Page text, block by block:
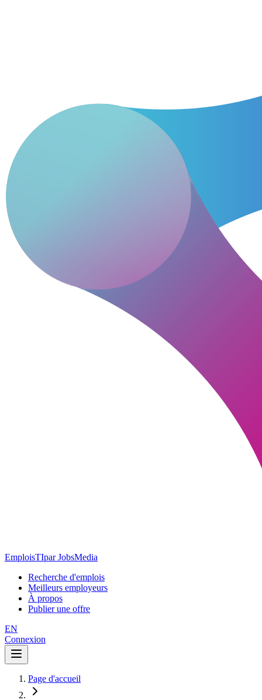
EmploisTIpar JobsMedia
Recherche d'emplois
Meilleurs employeurs
À propos
Publier une offre
EN
Connexion
Page d'accueil